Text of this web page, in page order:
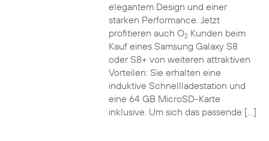
elegantem Design und einer
starken Performance. Jetzt
profitieren auch O2Kunden beim
Kauf eines Samsung Galaxy S8
oder S8+ von weiteren attraktiven
Vorteilen: Sie erhalten eine
induktive Schnellladestation und
eine 64 GB MicroSD-Karte
inklusive. Um sich das passende […]